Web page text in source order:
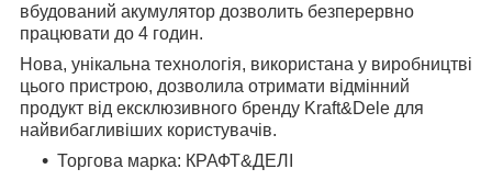
вбудований акумулятор дозволить безперервно
працювати до 4 годин.
Нова, унікальна технологія, використана у виробництві
цього пристрою, дозволила отримати відмінний
продукт від ексклюзивного бренду Kraft&Dele для
найвибагливіших користувачів.
Торгова марка: КРАФТ&ДЕЛІ